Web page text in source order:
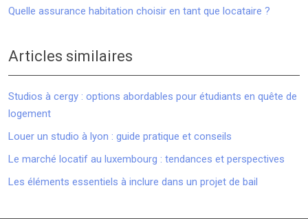
Quelle assurance habitation choisir en tant que locataire ?
Articles similaires
Studios à cergy : options abordables pour étudiants en quête de
logement
Louer un studio à lyon : guide pratique et conseils
Le marché locatif au luxembourg : tendances et perspectives
Les éléments essentiels à inclure dans un projet de bail